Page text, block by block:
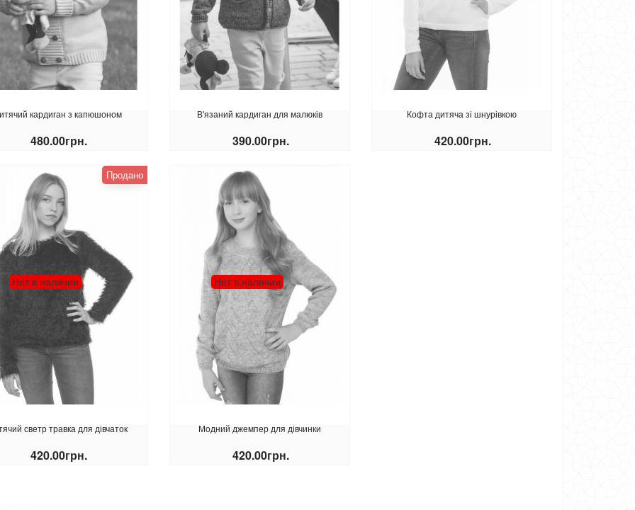
костюм на дівчинку
800.00грн.
Весняний плащ для дівчинки
500.00грн.
кардиган з капюшоном
480.00грн.
В'язаний кардиган для малюків
390.00грн.
КУПИТИ
Кофта дитяча зі шнурівкою
420.00грн.
Продано
Нет в наличии
светр травка для дівчаток
420.00грн.
Нет в наличии
Модний джемпер для дівчинки
420.00грн.